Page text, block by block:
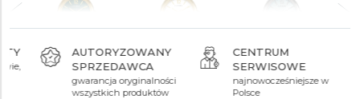
890 zł 890 zł 690 zł
AUTORYZOWANY
SPRZEDAWCA
gwarancja oryginalności
wszystkich produktów
CENTRUM
SERWISOWE
najnowocześniejsze w